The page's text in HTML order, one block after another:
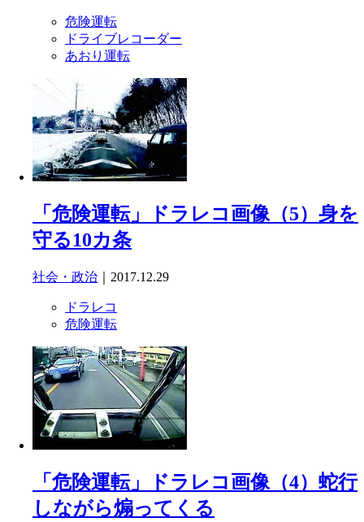
危険運転
ドライブレコーダー
あおり運転
「危険運転」ドラレコ画像（5）身を
守る10カ条
社会・政治 ｜2017.12.29
ドラレコ
危険運転
「危険運転」ドラレコ画像（4）蛇行
しながら煽ってくる